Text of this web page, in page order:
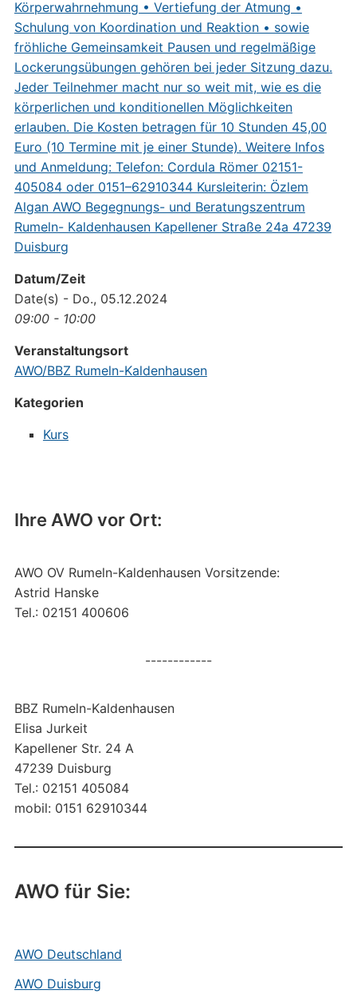
Ihre AWO vor Ort:
AWO OV Rumeln-Kaldenhausen Vorsitzende:
Astrid Hanske
Tel.: 02151 400606
------------
BBZ Rumeln-Kaldenhausen
Elisa Jurkeit
Kapellener Str. 24 A
47239 Duisburg
Tel.: 02151 405084
mobil: 0151 62910344
AWO für Sie:
AWO Deutschland
AWO Duisburg
Datum/Zeit
Date(s) - Do., 05.12.2024
09:00 - 10:00
Veranstaltungsort
AWO/BBZ Rumeln-Kaldenhausen
Kategorien
Kurs